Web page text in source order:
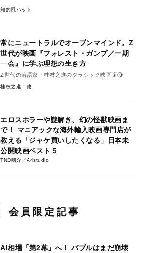
知的風ハット
常にニュートラルでオープンマインド。Z
世代が映画『フォレスト・ガンプ／一期
一会』に学ぶ理想の生き方
Z世代の落語家・桂枝之進のクラシック映画噺⑩
桂枝之進
エロスホラーや謎解き、幻の怪獣映画ま
で！ マニアックな海外輸入映画専門店が
教える「ジャケ買いしたくなる」日本未
公開映画ベスト５
TND幽介／A4studio
会員限定記事
AI相場「第2幕」へ！ バブルはまだ崩壊